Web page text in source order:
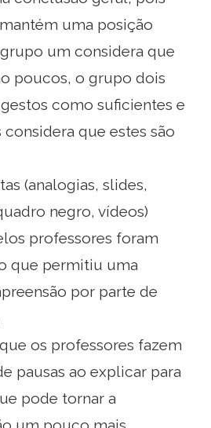
uma posição
um considera que
poucos, o grupo dois
como suficientes e
que estes são
(analogias, slides,
negro, vídeos)
professores foram
que permitiu uma
por parte de
os professores fazem
pausas ao explicar para
pode tornar a